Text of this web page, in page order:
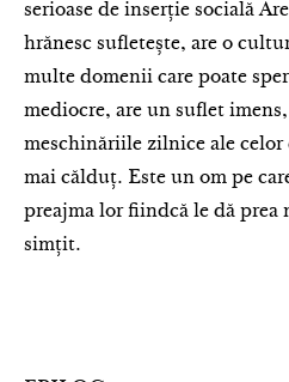
serioase de inserție socială
hrănesc sufletește, are o
multe domenii care poate
mediocre, are un suflet
meschinăriile zilnice ale
mai călduț. Este un om pe
preajma lor fiindcă le dă prea
simțit.